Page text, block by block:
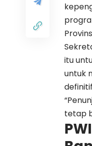
itu
untuk
tetap